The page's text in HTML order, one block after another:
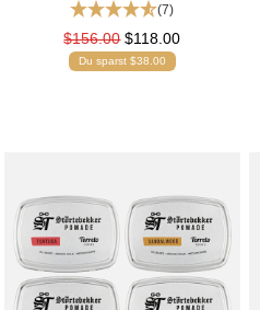
(7)
$156.00$118.00
Du sparst $38.00